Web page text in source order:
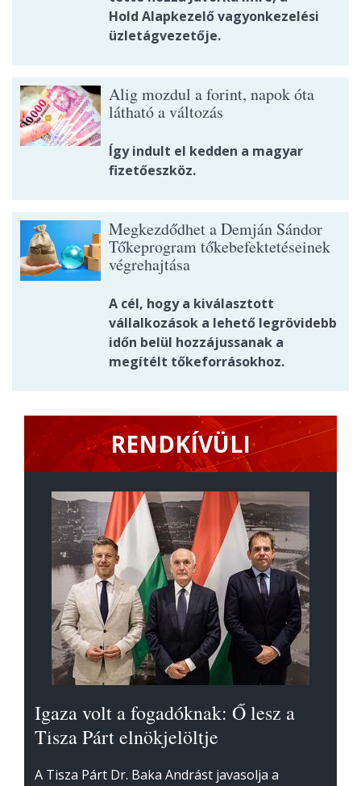
Hold Alapkezelő vagyonkezelési
üzletágvezetője.
Alig mozdul a forint, napok óta
látható a változás
Így indult el kedden a magyar
fizetőeszköz.
Megkezdődhet a Demján Sándor
Tőkeprogram tőkebefektetéseinek
végrehajtása
A cél, hogy a kiválasztott
vállalkozások a lehető legrövidebb
időn belül hozzájussanak a
megítélt tőkeforrásokhoz.
RENDKÍVÜLI
Igaza volt a fogadóknak: Ő lesz a
Tisza Párt elnökjelöltje
A Tisza Párt Dr. Baka Andrást javasolja a